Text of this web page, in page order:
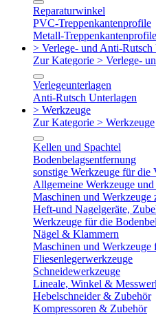
Reparaturwinkel
PVC-Treppenkantenprofile
Metall-Treppenkantenprofile
> Verlege- und Anti-Rutsch
Zur Kategorie > Verlege-
Verlegeunterlagen
Anti-Rutsch Unterlagen
> Werkzeuge
Zur Kategorie > Werkzeuge
Kellen und Spachtel
Bodenbelagsentfernung
sonstige Werkzeuge für die
Allgemeine Werkzeuge und
Maschinen und
Heft-und Nagelgeräte,
Werkzeuge für die
Nägel & Klammern
Maschinen und
Fliesenlegerwerkzeuge
Schneidewerkzeuge
Lineale, Winkel &
Hebelschneider & Zubehör
Kompressoren & Zubehör